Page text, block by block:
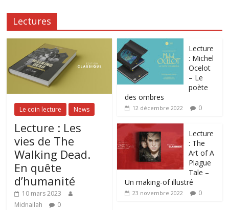
Lectures
Le coin lecture News
Lecture : Les
vies de The
Walking Dead.
En quête
d’humanité
10 mars 2023
Midnailah
0
Lecture
: Michel
Ocelot
– Le
poète
des ombres
12 décembre 2022 0
Lecture
: The
Art of A
Plague
Tale –
Un making-of illustré
23 novembre 2022 0